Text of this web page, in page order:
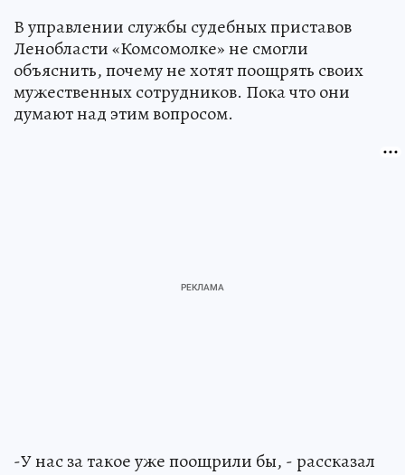
В управлении службы судебных приставов
Ленобласти «Комсомолке» не смогли
объяснить, почему не хотят поощрять своих
мужественных сотрудников. Пока что они
думают над этим вопросом.
-У нас за такое уже поощрили бы, - рассказал